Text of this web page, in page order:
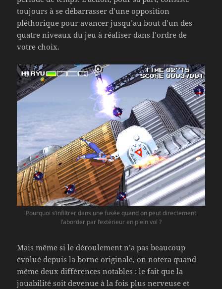
toujours à se débarrasser d’une opposition
pléthorique pour avancer jusqu’au bout d’un des
quatre niveaux du jeu à réaliser dans l’ordre de
votre choix.
Pourquoi s’infiltrer dans une fusée quand on peut directement
l’aborder par l’extérieur en plein vol ?
Mais même si le déroulement n’a pas beaucoup
évolué depuis la borne originale, on notera quand
même deux différences notables : le fait que la
jouabilité soit devenue à la fois plus nerveuse et